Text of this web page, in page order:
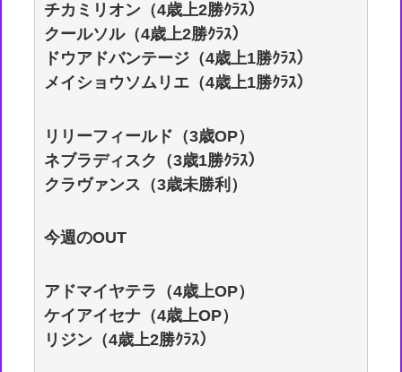
チカミリオン（4歳上2勝ｸﾗｽ）
クールソル（4歳上2勝ｸﾗｽ）
ドウアドバンテージ（4歳上1勝ｸﾗｽ）
メイショウソムリエ（4歳上1勝ｸﾗｽ）
リリーフィールド（3歳OP）
ネブラディスク（3歳1勝ｸﾗｽ）
クラヴァンス（3歳未勝利）
今週のOUT
アドマイヤテラ（4歳上OP）
ケイアイセナ（4歳上OP）
リジン（4歳上2勝ｸﾗｽ）